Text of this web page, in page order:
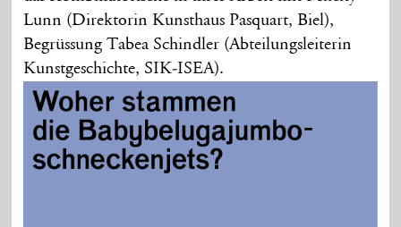
Lunn (Direktorin Kunsthaus Pasquart, Biel),
Begrüssung Tabea Schindler (Abteilungsleiterin
Kunstgeschichte, SIK-ISEA).